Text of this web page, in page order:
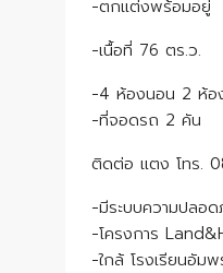
-ตกแต่งพร้อมอยู่
-เนื้อที่ 76 ตร.ว.
-4 ห้องนอน 2 ห้อ
-ที่จอดรถ 2 คัน
ติดต่อ แตง โทร.
-มีระบบความปลอ
-โครงการ
-ใกล้ โรงเรียนอัม